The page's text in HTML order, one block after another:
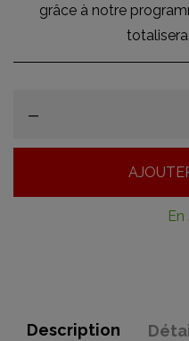
grâce à notre
totalisera
–
Description